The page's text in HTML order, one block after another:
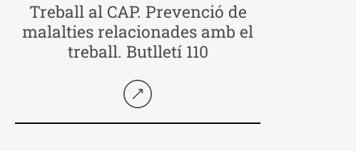
Treball al CAP. Prevenció de
malalties relacionades amb el
treball. Butlletí 110